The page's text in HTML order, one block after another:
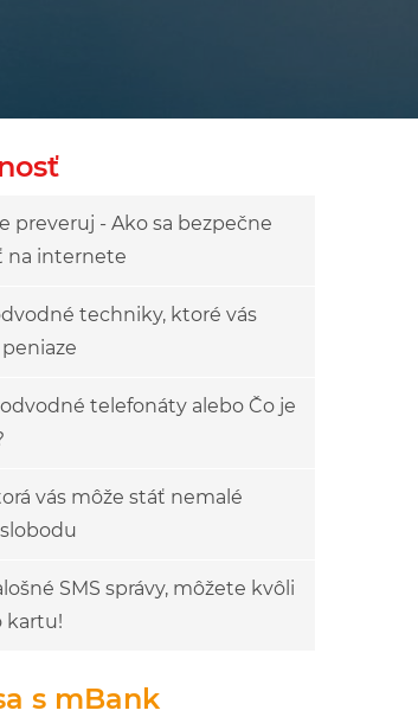
preveruj - Ako sa bezpečne
na internete
techniky, ktoré vás
telefonáty alebo Čo je
vás môže stáť nemalé
SMS správy, môžete kvôli
kartu!
s mBank